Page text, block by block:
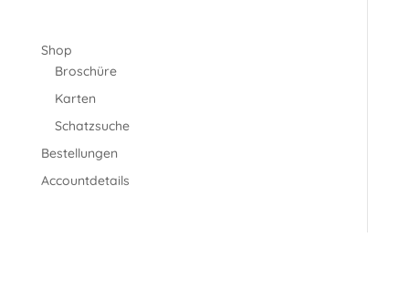
Shop
Broschüre
Karten
Schatzsuche
Bestellungen
Accountdetails